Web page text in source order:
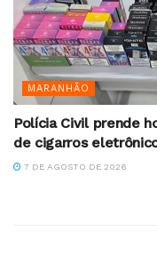
MARANHÃO
Polícia Civil prende
de cigarros
7 DE AGOSTO DE 2026